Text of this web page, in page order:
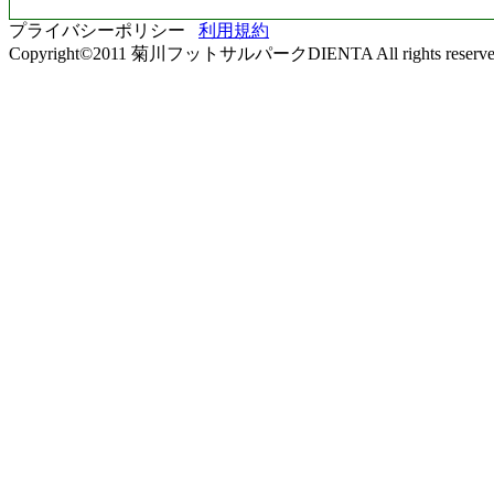
プライバシーポリシー 利用規約
Copyright©2011 菊川フットサルパークDIENTA All rights